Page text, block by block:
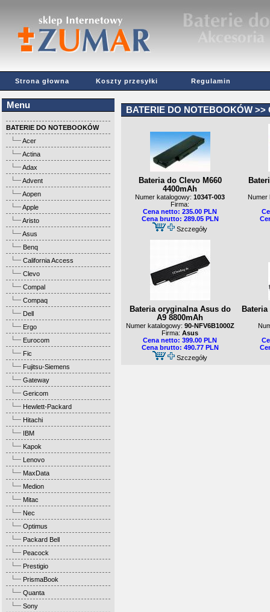
Strona głowna Koszty przesyłki Regulamin
Menu
BATERIE DO NOTEBOOKÓW
Acer
Actina
Adax
Advent
Aopen
Apple
Aristo
Asus
Benq
California Access
Clevo
Compal
Compaq
Dell
Ergo
Eurocom
Fic
Fujitsu-Siemens
Gateway
Gericom
Hewlett-Packard
Hitachi
IBM
Kapok
Lenovo
MaxData
Medion
Mitac
Nec
Optimus
Packard Bell
Peacock
Prestigio
PrismaBook
Quanta
Sony
BATERIE DO NOTEBOOKÓW >>
Bateria do Clevo M660
4400mAh
Numer katalogowy: 1034T-003
Firma:
Cena netto: 235.00 PLN
Cena brutto: 289.05 PLN
Szczegóły
Numer
Bateria oryginalna Asus do
A9 8800mAh
Numer katalogowy: 90-NFV6B1000Z
Firma: Asus
Cena netto: 399.00 PLN
Cena brutto: 490.77 PLN
Szczegóły